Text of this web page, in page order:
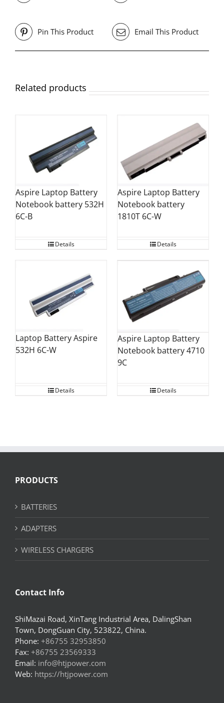
Pin This Product Email This Product
Related products
Aspire Laptop Battery
Notebook battery 532H
6C-B
Details
Aspire Laptop Battery
Notebook battery
1810T 6C-W
Details
Laptop Battery Aspire
532H 6C-W
Details
Aspire Laptop Battery
Notebook battery 4710
9C
Details
PRODUCTS
BATTERIES
ADAPTERS
WIRELESS CHARGERS
Contact Info
ShiMazai Road, XinTang Industrial Area, DalingShan
Town, DongGuan City, 523822, China.
Phone: +86755 32953850
Fax: +86755 23569333
Email: info@htjpower.com
Web: https://htjpower.com